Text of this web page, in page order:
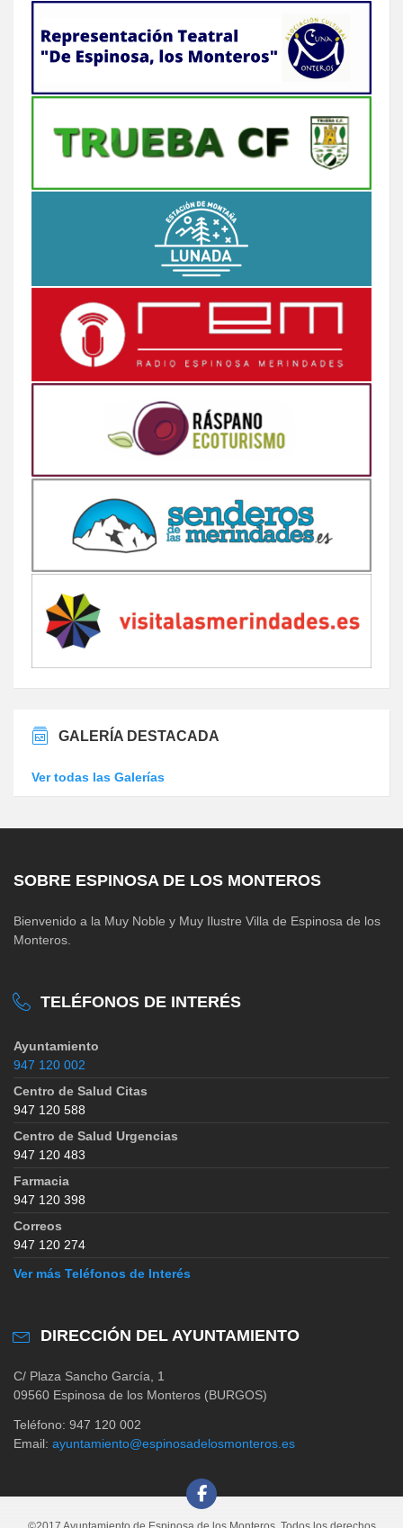
GALERÍA DESTACADA
Ver todas las Galerías
SOBRE ESPINOSA DE LOS MONTEROS
Bienvenido a la Muy Noble y Muy Ilustre Villa de Espinosa de los
Monteros.
TELÉFONOS DE INTERÉS
Ayuntamiento
947 120 002
Centro de Salud Citas
947 120 588
Centro de Salud Urgencias
947 120 483
Farmacia
947 120 398
Correos
947 120 274
Ver más Teléfonos de Interés
DIRECCIÓN DEL AYUNTAMIENTO
C/ Plaza Sancho García, 1
09560 Espinosa de los Monteros (BURGOS)
Teléfono: 947 120 002
Email: ayuntamiento@espinosadelosmonteros.es